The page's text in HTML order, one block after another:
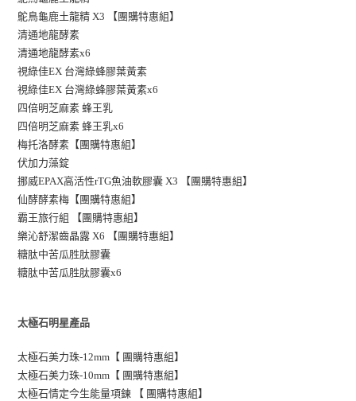
鴕鳥龜鹿土龍精 X3 【團購特惠組】
清通地龍酵素
清通地龍酵素x6
視綠佳EX 台灣綠蜂膠葉黃素
視綠佳EX 台灣綠蜂膠葉黃素x6
四倍明芝麻素 蜂王乳
四倍明芝麻素 蜂王乳x6
梅托洛酵素【團購特惠組】
伏加力藻錠
挪威EPAX高活性rTG魚油軟膠囊 X3 【團購特惠組】
仙酵酵素梅【團購特惠組】
霸王旅行組 【團購特惠組】
樂沁舒潔齒晶露 X6 【團購特惠組】
糖肽中苦瓜胜肽膠囊
糖肽中苦瓜胜肽膠囊x6
太極石明星產品
太極石美力珠-12mm【 團購特惠組】
太極石美力珠-10mm【 團購特惠組】
太極石情定今生能量項鍊 【 團購特惠組】